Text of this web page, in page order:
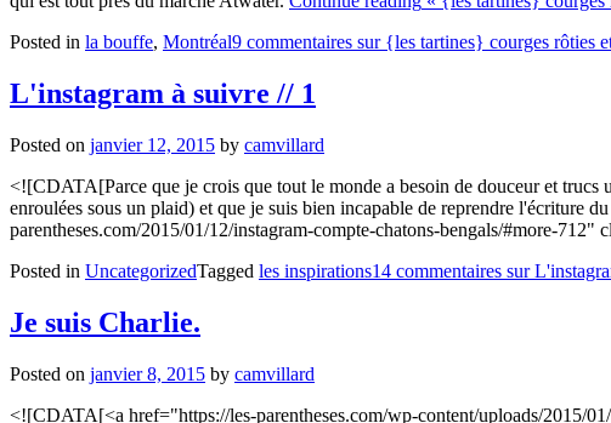
Posted in la bouffe, Montréal9 commentaires sur {les tartines} courges rôties
L'instagram à suivre // 1
Posted on janvier 12, 2015 by camvillard
<![CDATA[Parce que je crois que tout le monde a besoin de douceur et trucs
enroulées sous un plaid) et que je suis bien incapable de reprendre l'écriture
parentheses.com/2015/01/12/instagram-compte-chatons-bengals/#more-
Posted in UncategorizedTagged les inspirations14 commentaires sur
Je suis Charlie.
Posted on janvier 8, 2015 by camvillard
<![CDATA[<a href="https://les-parentheses.com/wp-content/uploads/2015/